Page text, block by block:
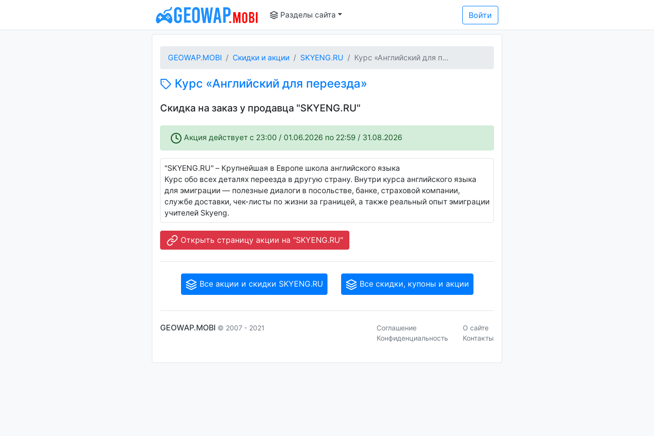
Разделы сайта Войти
GEOWAP.MOBI Скидки и акции SKYENG.RU Курс «Английский для п...
Курс «Английский для переезда»
Скидка на заказ у продавца "SKYENG.RU"
Акция действует c 23:00 / 01.06.2026 по 22:59 / 31.08.2026
"SKYENG.RU" – Крупнейшая в Европе школа английского языка
Курс обо всех деталях переезда в другую страну. Внутри курса английского языка
для эмиграции — полезные диалоги в посольстве, банке, страховой компании,
службе доставки, чек-листы по жизни за границей, а также реальный опыт эмиграции
учителей Skyeng.
Открыть страницу акции на "SKYENG.RU"
Все акции и скидки SKYENG.RU Все скидки, купоны и акции
GEOWAP.MOBI © 2007 - 2021
Соглашение
Конфиденциальность
О сайте
Контакты